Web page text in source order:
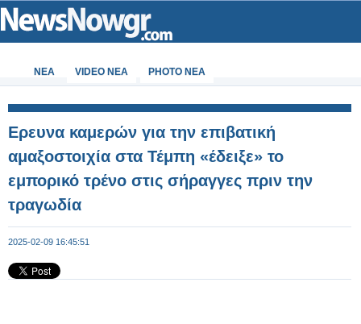
ΝΕΑ VIDEO NEA PHOTO NEA
Eρευνα καμερών για την επιβατική
αμαξοστοιχία στα Τέμπη «έδειξε» το
εμπορικό τρένο στις σήραγγες πριν την
τραγωδία
2025-02-09 16:45:51